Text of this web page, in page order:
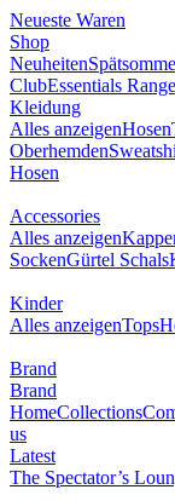
Neueste Waren
Shop
Neuheiten
ClubEssentials Range
Kleidung
Alles anzeigenHosen
Oberhemden
Hosen